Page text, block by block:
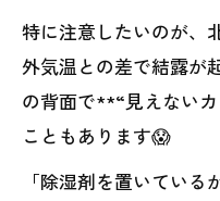
特に注意したいのが、
外気温との差で結露が
の背面で**“見えない
こともあります😱
「除湿剤を置いてい